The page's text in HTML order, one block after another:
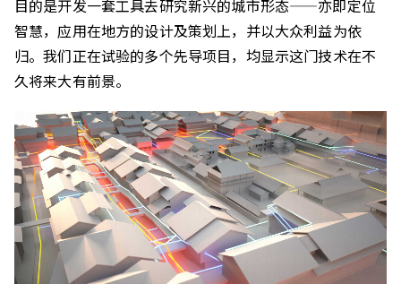
目的是开发一套工具去研究新兴的城市形态——亦即定位
智慧，应用在地方的设计及策划上，并以大众利益为依
归。我们正在试验的多个先导项目，均显示这门技术在不
久将来大有前景。